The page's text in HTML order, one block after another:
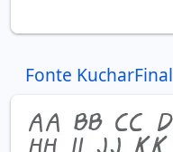
Fonte KucharFinal